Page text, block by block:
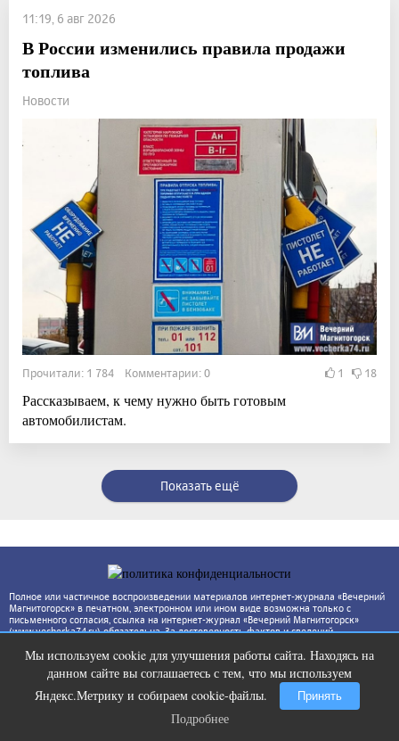
11:19, 6 авг 2026
В России изменились правила продажи
топлива
Новости
Прочитали: 1 784 Комментарии: 0 1 18
Рассказываем, к чему нужно быть готовым
автомобилистам.
Показать ещё
Полное или частичное воспроизведении материалов интернет-журнала «Вечерний
Магнитогорск» в печатном, электронном или ином виде возможна только с
письменного согласия, ссылка на интернет-журнал «Вечерний Магнитогорск»
(www.vecherka74.ru) обязательна. За достоверность фактов и сведений
разделять точку зрения автора.
Мы используем cookie для улучшения работы сайта. Находясь на
данном сайте вы соглашаетесь с тем, что мы используем
Яндекс.Метрику и собираем cookie-файлы.
Принять
Подробнее
Ролик из Омска: вы будете смеяться
долго
Подробнее